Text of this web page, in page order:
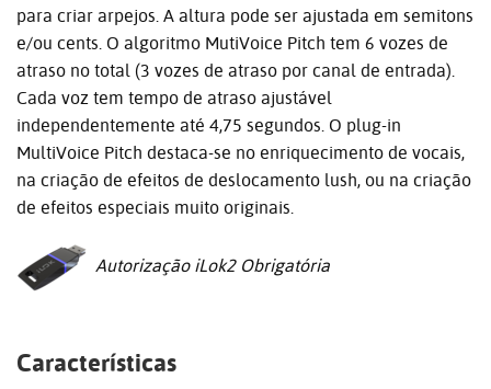
para criar arpejos. A altura pode ser ajustada em semitons
e/ou cents. O algoritmo MutiVoice Pitch tem 6 vozes de
atraso no total (3 vozes de atraso por canal de entrada).
Cada voz tem tempo de atraso ajustável
independentemente até 4,75 segundos. O plug-in
MultiVoice Pitch destaca-se no enriquecimento de vocais,
na criação de efeitos de deslocamento lush, ou na criação
de efeitos especiais muito originais.
Autorização iLok2 Obrigatória
Características